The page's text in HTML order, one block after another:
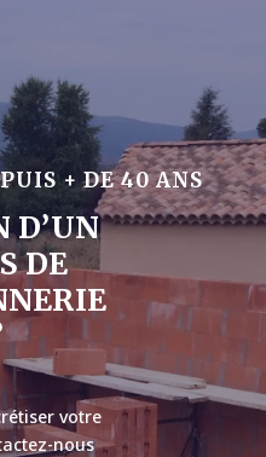
+ DE 40 ANS
D’UN
DE
votre
nous